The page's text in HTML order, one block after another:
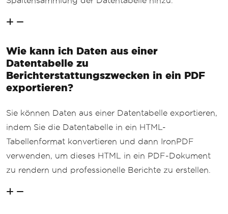
Wie kann ich Daten aus einer
Datentabelle zu
Berichterstattungszwecken in ein PDF
exportieren?
Sie können Daten aus einer Datentabelle exportieren,
indem Sie die Datentabelle in ein HTML-
Tabellenformat konvertieren und dann IronPDF
verwenden, um dieses HTML in ein PDF-Dokument
zu rendern und professionelle Berichte zu erstellen.